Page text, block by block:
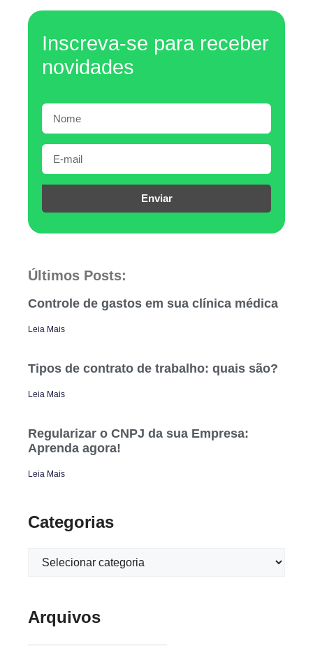
Inscreva-se para receber
novidades
Enviar
Últimos Posts:
Controle de gastos em sua clínica médica
Leia Mais
Tipos de contrato de trabalho: quais são?
Leia Mais
Regularizar o CNPJ da sua Empresa:
Aprenda agora!
Leia Mais
Categorias
Arquivos